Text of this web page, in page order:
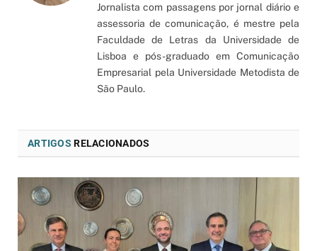
Jornalista com passagens por jornal diário e
assessoria de comunicação, é mestre pela
Faculdade de Letras da Universidade de
Lisboa e pós-graduado em Comunicação
Empresarial pela Universidade Metodista de
São Paulo.
ARTIGOS RELACIONADOS